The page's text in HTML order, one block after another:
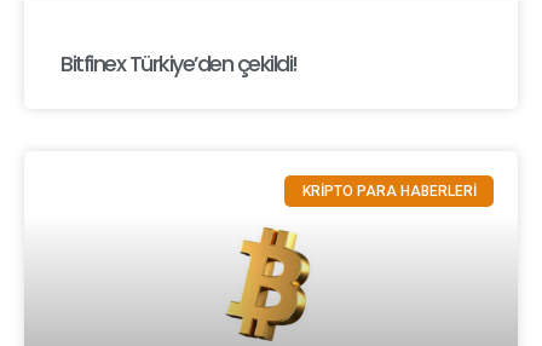
Bitfinex Türkiye’den çekildi!
KRİPTO PARA HABERLERİ